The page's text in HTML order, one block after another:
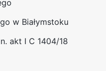
w Białymstoku
akt I C 1404/18